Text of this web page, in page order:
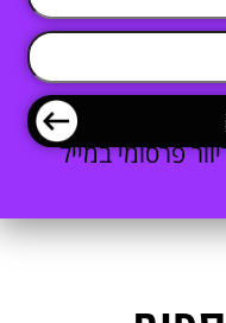
פרסומי במייל